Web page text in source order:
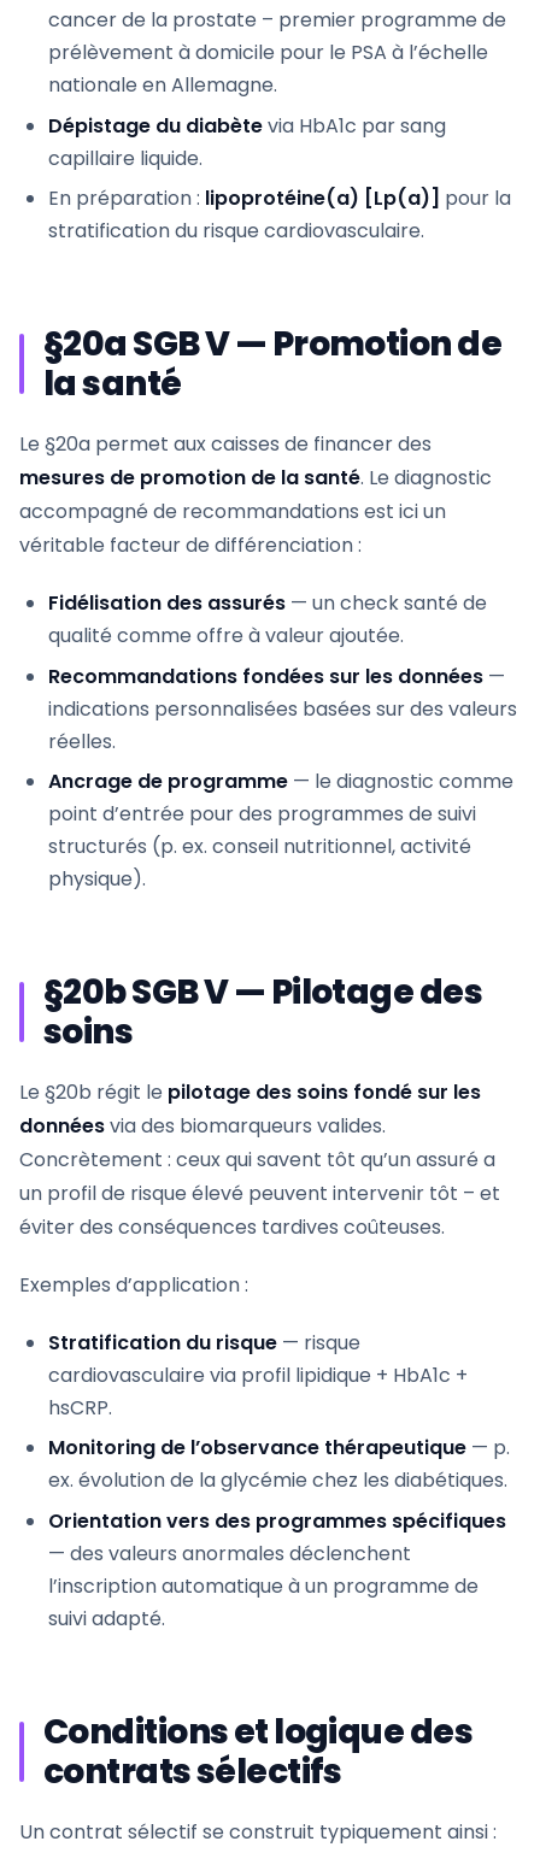
cancer de la prostate – premier programme de
prélèvement à domicile pour le PSA à l’échelle
nationale en Allemagne.
Dépistage du diabètevia HbA1c par sang
capillaire liquide.
En préparation : lipoprotéine(a) [Lp(a)] pour la
stratification du risque cardiovasculaire.
§20a SGB V — Promotion de
la santé
Le §20a permet aux caisses de financer des
mesures de promotion de la santé. Le diagnostic
accompagné de recommandations est ici un
véritable facteur de différenciation :
Fidélisation des assurés — un check santé de
qualité comme offre à valeur ajoutée.
Recommandations fondées sur les données —
indications personnalisées basées sur des valeurs
réelles.
Ancrage de programme — le diagnostic comme
point d’entrée pour des programmes de suivi
structurés (p. ex. conseil nutritionnel, activité
physique).
§20b SGB V — Pilotage des
soins
Le §20b régit le pilotage des soins fondé sur les
donnéesvia des biomarqueurs valides.
Concrètement : ceux qui savent tôt qu’un assuré a
un profil de risque élevé peuvent intervenir tôt – et
éviter des conséquences tardives coûteuses.
Exemples d’application :
Stratification du risque — risque
cardiovasculaire via profil lipidique + HbA1c +
hsCRP.
Monitoring de l’observance thérapeutique — p.
ex. évolution de la glycémie chez les diabétiques.
Orientation vers des programmes spécifiques
— des valeurs anormales déclenchent
l’inscription automatique à un programme de
suivi adapté.
Conditions et logique des
contrats sélectifs
Un contrat sélectif se construit typiquement ainsi :